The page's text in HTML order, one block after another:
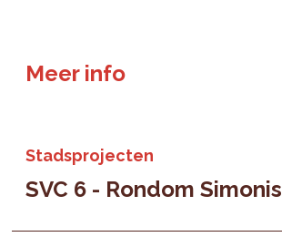
Meer info
Stadsprojecten
SVC 6 - Rondom Simonis